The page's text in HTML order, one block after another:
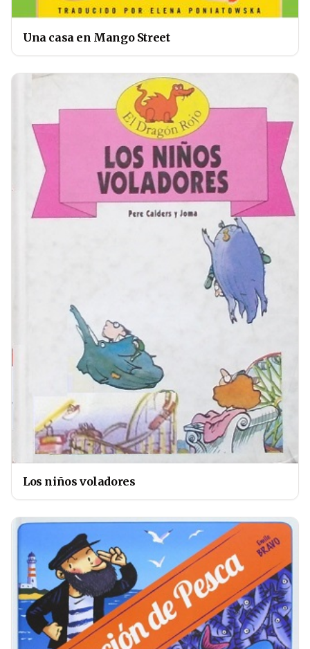
Una casa en Mango Street
Los niños voladores